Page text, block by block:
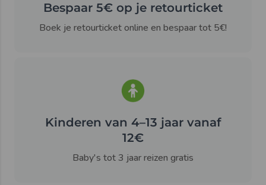
Bespaar 5€ op je retourticket
Boek je retourticket online en bespaar tot 5€!
Kinderen van 4–13 jaar vanaf
12€
Baby's tot 3 jaar reizen gratis